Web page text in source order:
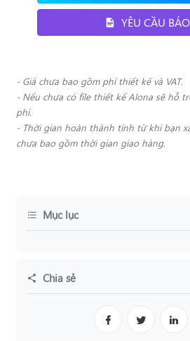
YÊU CẦU
- Giá chưa bao gồm phí thiết kế và VAT.
- Nếu chưa có file thiết kế Alona sẽ hỗ
phí.
- Thời gian hoàn thành tính từ khi bạn
chưa bao gồm thời gian giao hàng.
Mục lục
Chia sẻ